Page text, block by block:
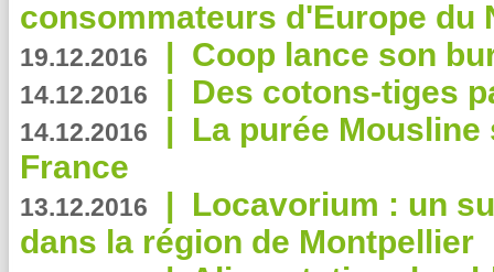
consommateurs d'Europe du
19.12.2016 | Coop lance son
14.12.2016 | Des cotons-tiges
14.12.2016 | La purée
France
13.12.2016 | Locavorium : un
dans la région de Montpellier